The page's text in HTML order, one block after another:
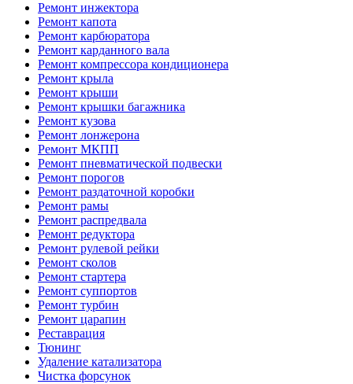
Ремонт инжектора
Ремонт капота
Ремонт карбюратора
Ремонт карданного вала
Ремонт компрессора кондиционера
Ремонт крыла
Ремонт крыши
Ремонт крышки багажника
Ремонт кузова
Ремонт лонжерона
Ремонт МКПП
Ремонт пневматической подвески
Ремонт порогов
Ремонт раздаточной коробки
Ремонт рамы
Ремонт распредвала
Ремонт редуктора
Ремонт рулевой рейки
Ремонт сколов
Ремонт стартера
Ремонт суппортов
Ремонт турбин
Ремонт царапин
Реставрация
Тюнинг
Удаление катализатора
Чистка форсунок